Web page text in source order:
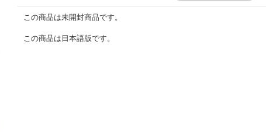
この商品は未開封商品です。
この商品は日本語版です。